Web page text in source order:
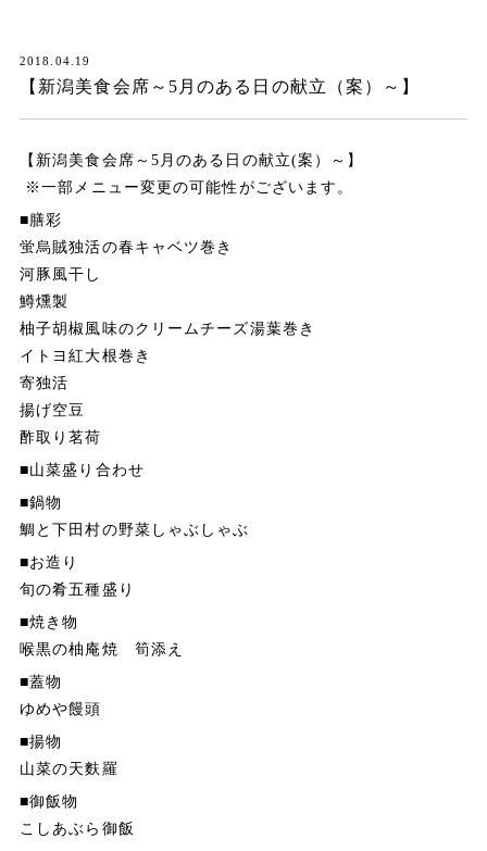
お祝い/ご縁会
友の会
周辺観光・アクセス
お電話でのご予約・お問い合わせ
tel. 0256-82-5151
宿泊予約・プラン一覧
ご予約の確認・変更・キャンセル
会員登録
ゆめやたより
プライバシーポリシー
2018.04.19
【新潟美食会席～5月のある日の献立（案）～】
【新潟美食会席～5月のある日の献立(案）～】
※一部メニュー変更の可能性がございます。
■膳彩
蛍烏賊独活の春キャベツ巻き
河豚風干し
鱒燻製
柚子胡椒風味のクリームチーズ湯葉巻き
イトヨ紅大根巻き
寄独活
揚げ空豆
酢取り茗荷
■山菜盛り合わせ
■鍋物
鯛と下田村の野菜しゃぶしゃぶ
■お造り
旬の肴五種盛り
■焼き物
喉黒の柚庵焼 筍添え
■蓋物
ゆめや饅頭
■揚物
山菜の天麩羅
■御飯物
こしあぶら御飯